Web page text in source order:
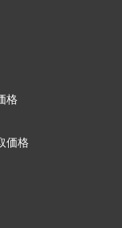
格
価格